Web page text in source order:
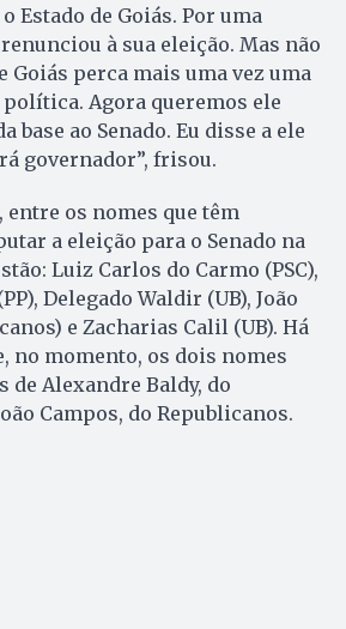
Estado de Goiás. Por uma
à sua eleição. Mas não
Goiás perca mais uma vez uma
Agora queremos ele
base ao Senado. Eu disse a ele
governador”, frisou.
entre os nomes que têm
a eleição para o Senado na
Luiz Carlos do Carmo (PSC),
Delegado Waldir (UB), João
e Zacharias Calil (UB). Há
no momento, os dois nomes
de Alexandre Baldy, do
Campos, do Republicanos.